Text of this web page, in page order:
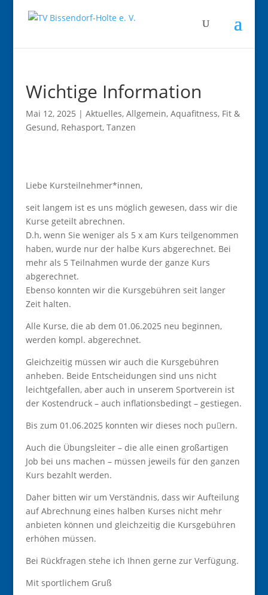
Wichtige Information
Mai 12, 2025 | Aktuelles, Allgemein, Aquafitness, Fit &
Gesund, Rehasport, Tanzen
Liebe Kursteilnehmer*innen,
seit langem ist es uns möglich gewesen, dass wir die
Kurse geteilt abrechnen.
D.h, wenn Sie weniger als 5 x am Kurs teilgenommen
haben, wurde nur der halbe Kurs abgerechnet. Bei
mehr als 5 Teilnahmen wurde der ganze Kurs
abgerechnet.
Ebenso konnten wir die Kursgebühren seit langer
Zeit halten.
Alle Kurse, die ab dem 01.06.2025 neu beginnen,
werden kompl. abgerechnet.
Gleichzeitig müssen wir auch die Kursgebühren
anheben. Beide Entscheidungen sind uns nicht
leichtgefallen, aber auch in unserem Sportverein ist
der Kostendruck – auch inflationsbedingt – gestiegen.
Bis zum 01.06.2025 konnten wir dieses noch pu􏰀ern.
Auch die Übungsleiter – die alle einen großartigen
Job bei uns machen – müssen jeweils für den ganzen
Kurs bezahlt werden.
Daher bitten wir um Verständnis, dass wir Aufteilung
auf Abrechnung eines halben Kurses nicht mehr
anbieten können und gleichzeitig die Kursgebühren
erhöhen müssen.
Bei Rückfragen stehe ich Ihnen gerne zur Verfügung.
Mit sportlichem Gruß